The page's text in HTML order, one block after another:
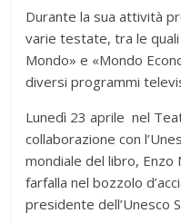
Durante la sua attività
varie testate, tra le
Mondo» e «Mondo
diversi programmi
Lunedì 23 aprile nel
collaborazione con
mondiale del libro, Enzo
farfalla nel bozzolo
presidente dell’Unesco